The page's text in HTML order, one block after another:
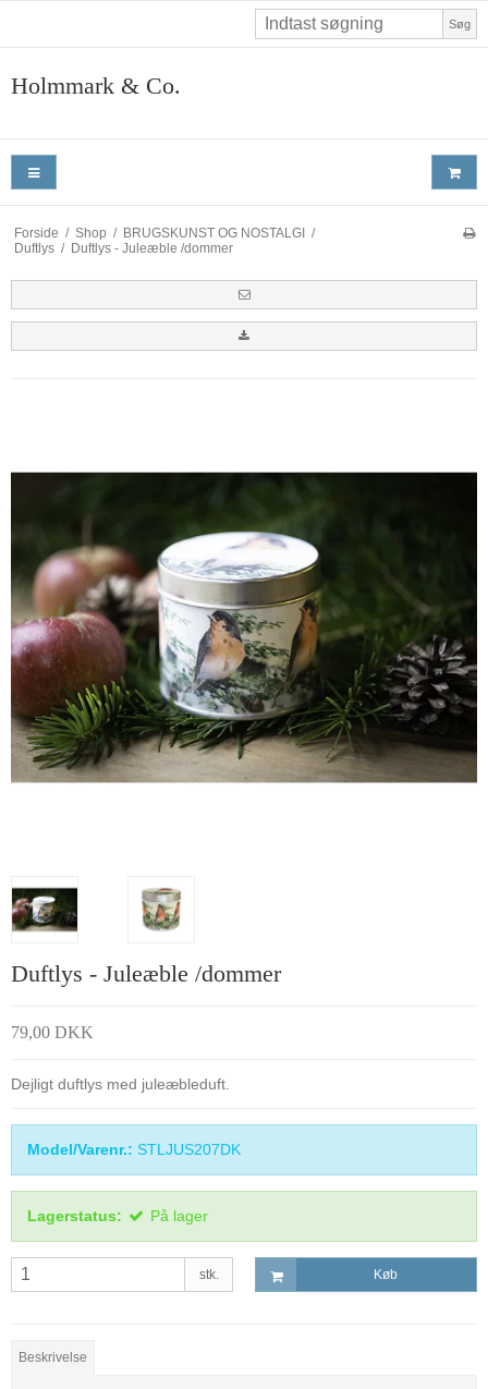
Søg
Holmmark & Co.
Forside / Shop / BRUGSKUNST OG NOSTALGI /
Duftlys / Duftlys - Juleæble /dommer
Duftlys - Juleæble /dommer
79,00 DKK
Dejligt duftlys med juleæbleduft.
Model/Varenr.: STLJUS207DK
Lagerstatus: På lager
stk. Køb
Beskrivelse